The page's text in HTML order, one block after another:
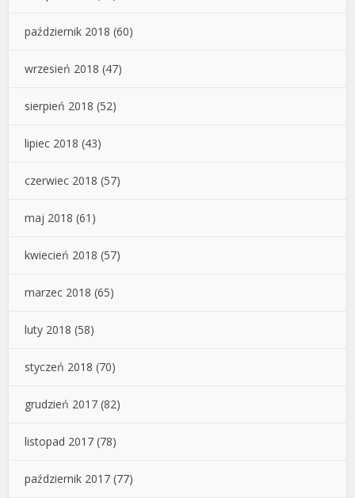
październik 2018 (60)
wrzesień 2018 (47)
sierpień 2018 (52)
lipiec 2018 (43)
czerwiec 2018 (57)
maj 2018 (61)
kwiecień 2018 (57)
marzec 2018 (65)
luty 2018 (58)
styczeń 2018 (70)
grudzień 2017 (82)
listopad 2017 (78)
październik 2017 (77)